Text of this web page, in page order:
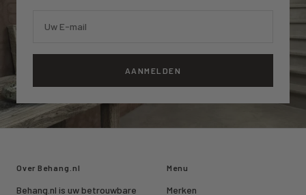
Uw E-mail
AANMELDEN
Over Behang.nl
Behang.nl is uw betrouwbare
Menu
Merken